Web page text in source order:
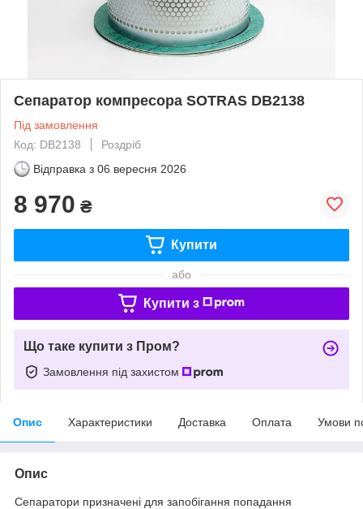
Сепаратор компресора SOTRAS DB2138
Під замовлення
Код: DB2138
Роздріб
Відправка з 06 вересня 2026
8 970 ₴
Купити
або
Купити з
Що таке купити з Пром?
Замовлення під захистом
Опис Характеристики Доставка Оплата Умови
Опис
Сепаратори призначені для запобігання попадання